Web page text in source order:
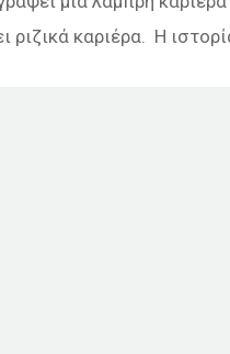
ριζικά καριέρα. Η